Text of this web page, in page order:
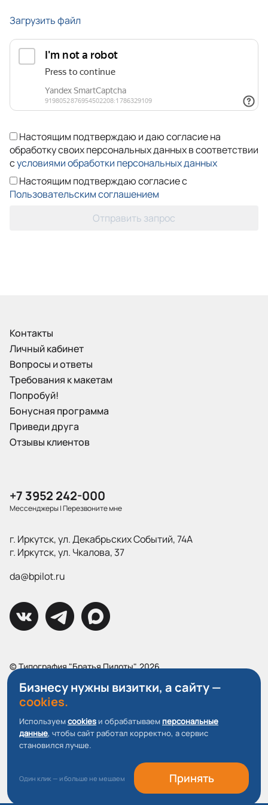
Загрузить файл
Настоящим подтверждаю и даю согласие на
обработку своих персональных данных в соответствии
сусловиями обработки персональных данных
Настоящим подтверждаю согласие с
Пользовательским соглашением
Отправить запрос
Контакты
Личный кабинет
Вопросы и ответы
Требования к макетам
Попробуй!
Бонусная программа
Приведи друга
Отзывы клиентов
+7 3952 242-000
Мессенджеры|Перезвоните мне
г. Иркутск, ул. Декабрьских Событий, 74А
г. Иркутск, ул. Чкалова, 37
da@bpilot.ru
© Типография "Братья Пилоты", 2026
Все права защищены.
Политика конфиденциальности
Пользовательское соглашение
О файлах Cookie
Бизнесу нужны визитки, а сайту —
cookies.
Используемcookies и обрабатываем персональные
данные, чтобы сайт работал корректно, а сервис
становился лучше.
Один клик — и больше не мешаем Принять